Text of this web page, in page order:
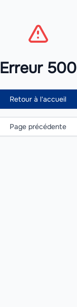
Erreur 500
Retour à l'accueil
Page précédente